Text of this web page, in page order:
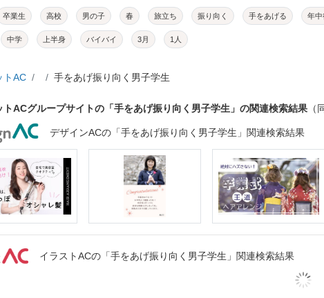
卒業生 高校 男の子 春 旅立ち 振り向く 手をあげる 年中
中学 上半身 バイバイ 3月 1人
トAC 手をあげ振り向く男子学生
トACグループサイトの「手をあげ振り向く男子学生」の関連検索結果 （
デザインACの「手をあげ振り向く男子学生」関連検索結果
イラストACの「手をあげ振り向く男子学生」関連検索結果